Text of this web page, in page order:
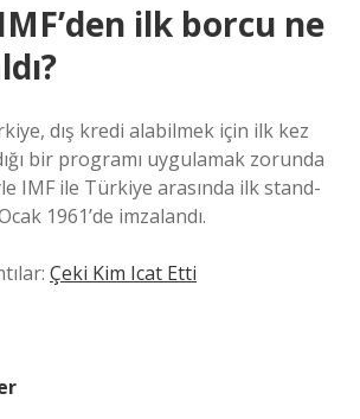
ilk borcu ne
dış kredi alabilmek için ilk kez
bir programı uygulamak zorunda
IMF ile Türkiye arasında ilk stand-
1961’de imzalandı.
Çeki Kim Icat Etti